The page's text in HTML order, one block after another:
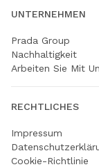
UNTERNEHMEN
Prada Group
Nachhaltigkeit
Arbeiten Sie Mit
RECHTLICHES
Impressum
Cookie-Richtlinie